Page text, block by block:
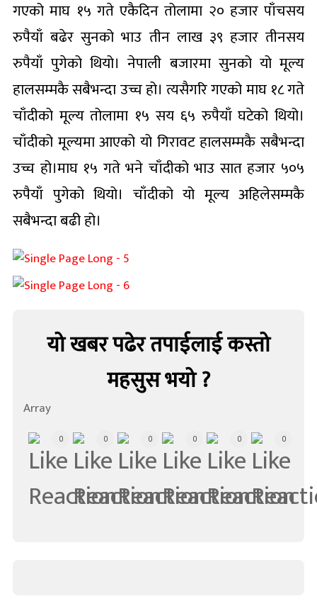
गएको माघ १५ गते एकैदिन तोलामा २० हजार पाँचसय
रुपैयाँ बढेर सुनको भाउ तीन लाख ३९ हजार तीनसय
रुपैयाँ पुगेको थियो। नेपाली बजारमा सुनको यो मूल्य
हालसम्मकै सबैभन्दा उच्च हो। त्यसैगरि गएको माघ १८ गते
चाँदीको मूल्य तोलामा १५ सय ६५ रुपैयाँ घटेको थियो।
चाँदीको मूल्यमा आएको यो गिरावट हालसम्मकै सबैभन्दा
उच्च हो।माघ १५ गते भने चाँदीको भाउ सात हजार ५०५
रुपैयाँ पुगेको थियो। चाँदीको यो मूल्य अहिलेसम्मकै
सबैभन्दा बढी हो।
यो खबर पढेर तपाईलाई कस्तो
महसुस भयो ?
Array
0 0 0 0 0 0